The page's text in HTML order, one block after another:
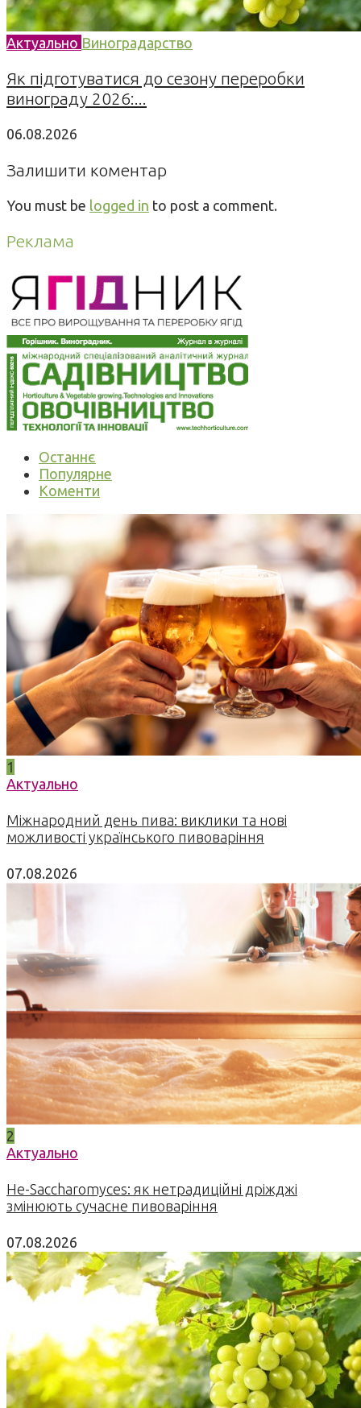
Актуально Виноградарство
Як підготуватися до сезону переробки
винограду 2026:...
06.08.2026
Залишити коментар
You must be logged in to post a comment.
Реклама
Останнє
Популярне
Коменти
1
Актуально
Міжнародний день пива: виклики та нові
можливості українського пивоваріння
07.08.2026
2
Актуально
Не-Saccharomyces: як нетрадиційні дріжджі
змінюють сучасне пивоваріння
07.08.2026